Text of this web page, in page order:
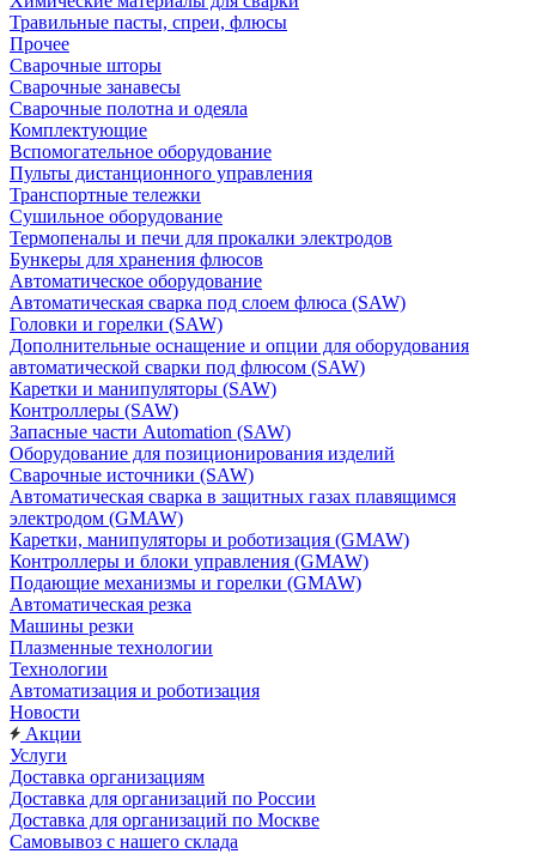
Травильные пасты, спреи, флюсы
Прочее
Сварочные шторы
Сварочные занавесы
Сварочные полотна и одеяла
Комплектующие
Вспомогательное оборудование
Пульты дистанционного управления
Транспортные тележки
Сушильное оборудование
Термопеналы и печи для прокалки электродов
Бункеры для хранения флюсов
Автоматическое оборудование
Автоматическая сварка под слоем флюса (SAW)
Головки и горелки (SAW)
Дополнительные оснащение и опции для оборудования
автоматической сварки под флюсом (SAW)
Каретки и манипуляторы (SAW)
Контроллеры (SAW)
Запасные части Automation (SAW)
Оборудование для позиционирования изделий
Сварочные источники (SAW)
Автоматическая сварка в защитных газах плавящимся
электродом (GMAW)
Каретки, манипуляторы и роботизация (GMAW)
Контроллеры и блоки управления (GMAW)
Подающие механизмы и горелки (GMAW)
Автоматическая резка
Машины резки
Плазменные технологии
Технологии
Автоматизация и роботизация
Новости
Акции
Услуги
Доставка организациям
Доставка для организаций по России
Доставка для организаций по Москве
Самовывоз с нашего склада